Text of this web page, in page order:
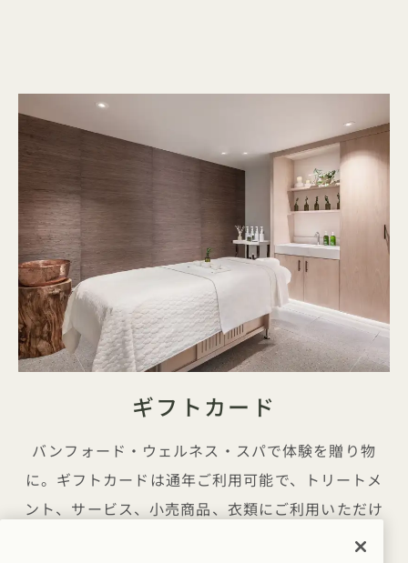
ギフトカード
バンフォード・ウェルネス・スパで体験を贈り物
に。ギフトカードは通年ご利用可能で、トリートメ
ント、サービス、小売商品、衣類にご利用いただけ